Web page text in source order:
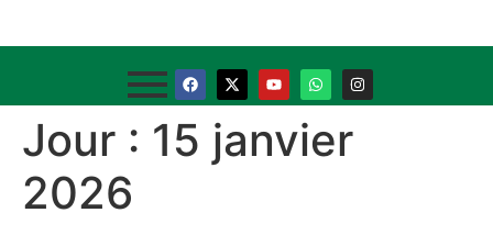
Jour : 15 janvier
2026